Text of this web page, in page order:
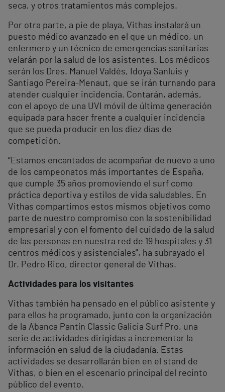
seca, y otros tratamientos más complejos.
Por otra parte, a pie de playa, Vithas instalará un
puesto médico avanzado en el que un médico, un
enfermero y un técnico de emergencias sanitarias
velarán por la salud de los asistentes. Los médicos
serán los Dres. Manuel Valdés, Idoya Sanluis y
Santiago Pereira-Menaut, que se irán turnando para
atender cualquier incidencia. Contarán, además,
con el apoyo de una UVI móvil de última generación
equipada para hacer frente a cualquier incidencia
que se pueda producir en los diez días de
competición.
“Estamos encantados de acompañar de nuevo a uno
de los campeonatos más importantes de España,
que cumple 35 años promoviendo el surf como
práctica deportiva y estilos de vida saludables. En
Vithas compartimos estos mismos objetivos como
parte de nuestro compromiso con la sostenibilidad
empresarial y con el fomento del cuidado de la salud
de las personas en nuestra red de 19 hospitales y 31
centros médicos y asistenciales", ha subrayado el
Dr. Pedro Rico, director general de Vithas.
Actividades para los visitantes
Vithas también ha pensado en el público asistente y
para ellos ha programado, junto con la organización
de la Abanca Pantín Classic Galicia Surf Pro, una
serie de actividades dirigidas a incrementar la
información en salud de la ciudadanía. Estas
actividades se desarrollarán bien en el stand de
Vithas, o bien en el escenario principal del recinto
público del evento.